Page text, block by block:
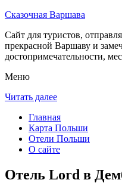
Сказочная Варшава
Сайт для туристов,
прекрасной Варшаву и
достопримечательности,
Меню
Читать далее
Главная
Карта Польши
Отели Польши
О сайте
Отель Lord в